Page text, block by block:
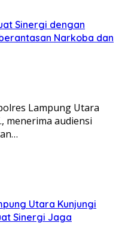
Sinergi dengan
Narkoba dan
Lampung Utara
menerima audiensi
Utara Kunjungi
Sinergi Jaga